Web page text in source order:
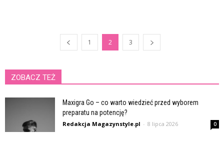
1 2 3
ZOBACZ TEŻ
Maxigra Go – co warto wiedzieć przed wyborem
preparatu na potencję?
Redakcja Magazynstyle.pl - 8 lipca 2026 0